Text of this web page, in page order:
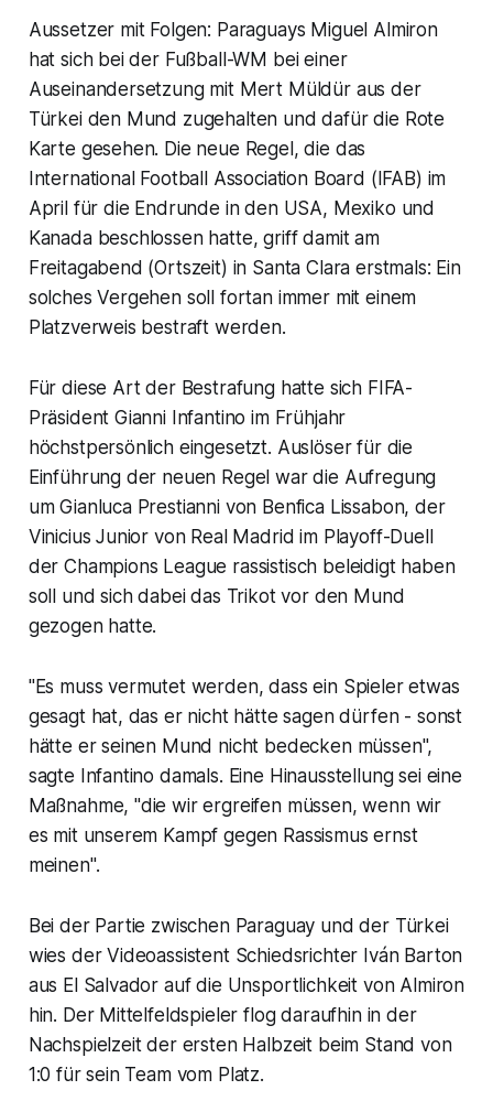
Aussetzer mit Folgen: Paraguays Miguel Almiron
hat sich bei der Fußball-WM bei einer
Auseinandersetzung mit Mert Müldür aus der
Türkei den Mund zugehalten und dafür die Rote
Karte gesehen. Die neue Regel, die das
International Football Association Board (IFAB) im
April für die Endrunde in den USA, Mexiko und
Kanada beschlossen hatte, griff damit am
Freitagabend (Ortszeit) in Santa Clara erstmals: Ein
solches Vergehen soll fortan immer mit einem
Platzverweis bestraft werden.
Für diese Art der Bestrafung hatte sich FIFA-
Präsident Gianni Infantino im Frühjahr
höchstpersönlich eingesetzt. Auslöser für die
Einführung der neuen Regel war die Aufregung
um Gianluca Prestianni von Benfica Lissabon, der
Vinicius Junior von Real Madrid im Playoff-Duell
der Champions League rassistisch beleidigt haben
soll und sich dabei das Trikot vor den Mund
gezogen hatte.
"Es muss vermutet werden, dass ein Spieler etwas
gesagt hat, das er nicht hätte sagen dürfen - sonst
hätte er seinen Mund nicht bedecken müssen",
sagte Infantino damals. Eine Hinausstellung sei eine
Maßnahme, "die wir ergreifen müssen, wenn wir
es mit unserem Kampf gegen Rassismus ernst
meinen".
Bei der Partie zwischen Paraguay und der Türkei
wies der Videoassistent Schiedsrichter Iván Barton
aus El Salvador auf die Unsportlichkeit von Almiron
hin. Der Mittelfeldspieler flog daraufhin in der
Nachspielzeit der ersten Halbzeit beim Stand von
1:0 für sein Team vom Platz.